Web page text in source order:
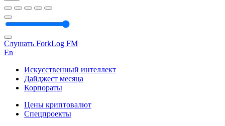
Слушать ForkLog FM
En
Искусственный интеллект
Дайджест месяца
Корпораты
Цены криптовалют
Спецпроекты